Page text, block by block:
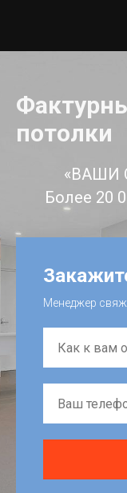
потолки
«ВАШИ
Более 20
Менеджер